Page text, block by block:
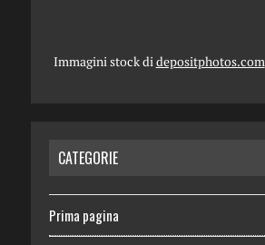
Immagini stock di depositphotos.com
CATEGORIE
Prima pagina